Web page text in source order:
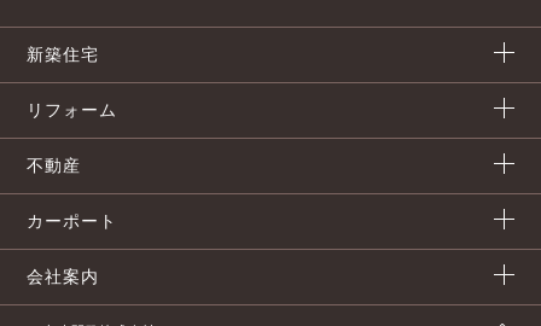
新築住宅
リフォーム
不動産
カーポート
会社案内